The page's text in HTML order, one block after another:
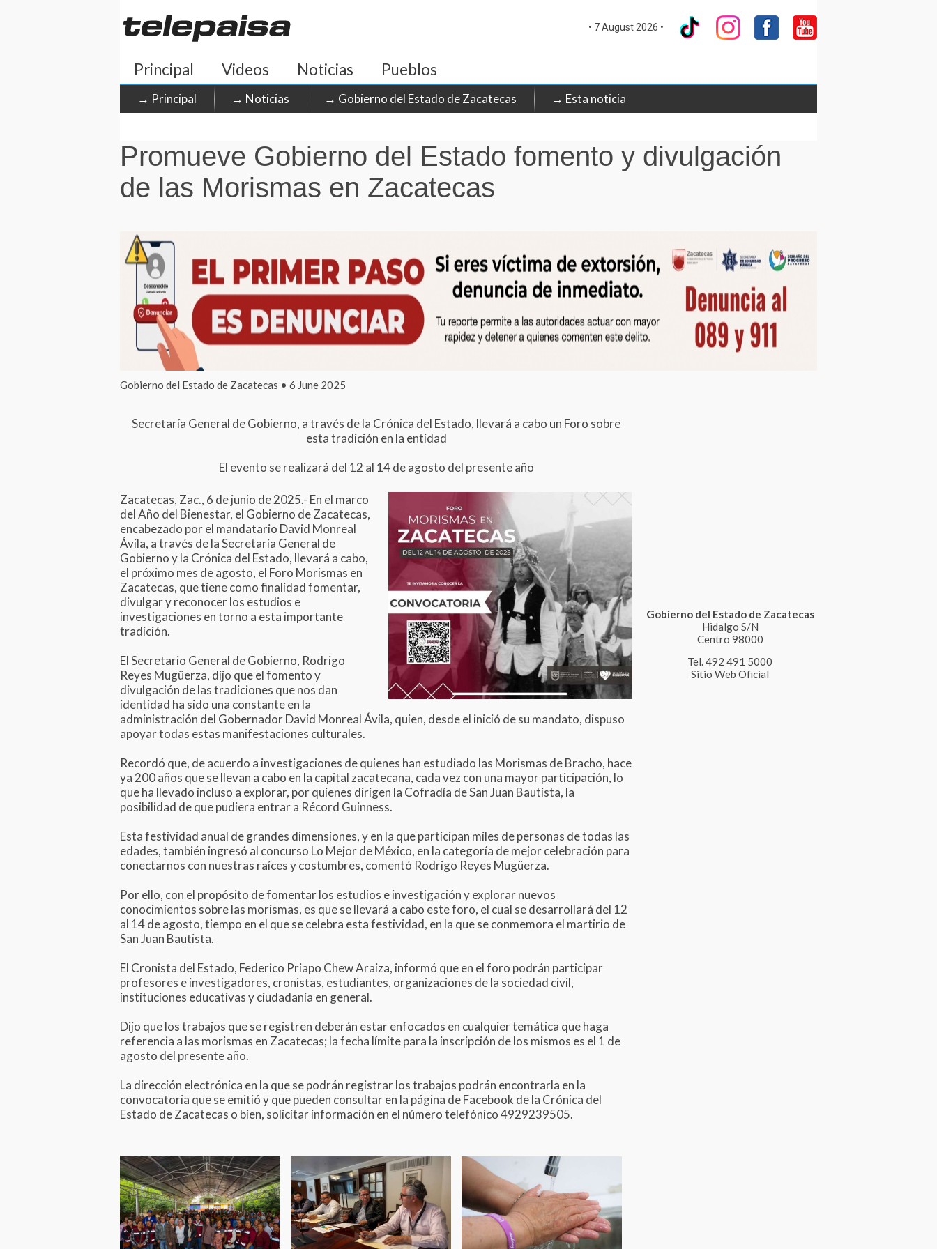
• 7 August 2026 •
Principal Videos Noticias Pueblos
→ Principal → Noticias → Gobierno del Estado de Zacatecas → Esta noticia
Promueve Gobierno del Estado fomento y divulgación
de las Morismas en Zacatecas
Gobierno del Estado de Zacatecas • 6 June 2025
Secretaría General de Gobierno, a través de la Crónica del Estado, llevará a cabo un Foro sobre
esta tradición en la entidad
El evento se realizará del 12 al 14 de agosto del presente año
Zacatecas, Zac., 6 de junio de 2025.- En el marco
del Año del Bienestar, el Gobierno de Zacatecas,
encabezado por el mandatario David Monreal
Ávila, a través de la Secretaría General de
Gobierno y la Crónica del Estado, llevará a cabo,
el próximo mes de agosto, el Foro Morismas en
Zacatecas, que tiene como finalidad fomentar,
divulgar y reconocer los estudios e
investigaciones en torno a esta importante
tradición.
El Secretario General de Gobierno, Rodrigo
Reyes Mugüerza, dijo que el fomento y
divulgación de las tradiciones que nos dan
identidad ha sido una constante en la
administración del Gobernador David Monreal Ávila, quien, desde el inició de su mandato, dispuso
apoyar todas estas manifestaciones culturales.
Recordó que, de acuerdo a investigaciones de quienes han estudiado las Morismas de Bracho, hace
ya 200 años que se llevan a cabo en la capital zacatecana, cada vez con una mayor participación, lo
que ha llevado incluso a explorar, por quienes dirigen la Cofradía de San Juan Bautista, la
posibilidad de que pudiera entrar a Récord Guinness.
Esta festividad anual de grandes dimensiones, y en la que participan miles de personas de todas las
edades, también ingresó al concurso Lo Mejor de México, en la categoría de mejor celebración para
conectarnos con nuestras raíces y costumbres, comentó Rodrigo Reyes Mugüerza.
Por ello, con el propósito de fomentar los estudios e investigación y explorar nuevos
conocimientos sobre las morismas, es que se llevará a cabo este foro, el cual se desarrollará del 12
al 14 de agosto, tiempo en el que se celebra esta festividad, en la que se conmemora el martirio de
San Juan Bautista.
El Cronista del Estado, Federico Priapo Chew Araiza, informó que en el foro podrán participar
profesores e investigadores, cronistas, estudiantes, organizaciones de la sociedad civil,
instituciones educativas y ciudadanía en general.
Dijo que los trabajos que se registren deberán estar enfocados en cualquier temática que haga
referencia a las morismas en Zacatecas; la fecha límite para la inscripción de los mismos es el 1 de
agosto del presente año.
La dirección electrónica en la que se podrán registrar los trabajos podrán encontrarla en la
convocatoria que se emitió y que pueden consultar en la página de Facebook de la Crónica del
Estado de Zacatecas o bien, solicitar información en el número telefónico 4929239505.
Gobierno del Estado de Zacatecas
Hidalgo S/N
Centro 98000
Tel. 492 491 5000
Sitio Web Oficial